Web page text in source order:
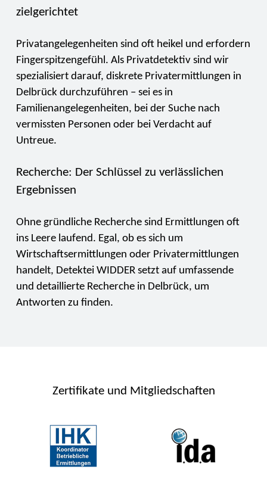
zielgerichtet
Privatangelegenheiten sind oft heikel und erfordern
Fingerspitzengefühl. Als Privatdetektiv sind wir
spezialisiert darauf, diskrete Privatermittlungen in
Delbrück durchzuführen – sei es in
Familienangelegenheiten, bei der Suche nach
vermissten Personen oder bei Verdacht auf
Untreue.
Recherche: Der Schlüssel zu verlässlichen
Ergebnissen
Ohne gründliche Recherche sind Ermittlungen oft
ins Leere laufend. Egal, ob es sich um
Wirtschaftsermittlungen oder Privatermittlungen
handelt, Detektei WIDDER setzt auf umfassende
und detaillierte Recherche in Delbrück, um
Antworten zu finden.
Zertifikate und Mitgliedschaften